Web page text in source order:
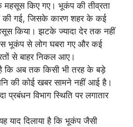
किए गए। भूकंप की तीव्रता
की गई, जिसके कारण शहर के कई
किया। झटके ज्यादा देर तक नहीं
भूकंप से लोग घबरा गए और कई
से बाहर निकल आए।
है कि अब तक किसी भी तरह के बड़े
की कोई खबर सामने नहीं आई है।
विभाग स्थिति पर लगातार
याद दिलाया है कि भूकंप जैसी